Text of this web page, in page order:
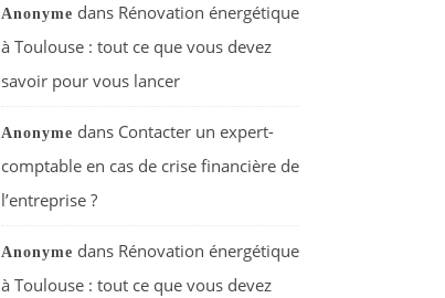
Anonyme dans Rénovation énergétique
à Toulouse : tout ce que vous devez
savoir pour vous lancer
Anonyme dans Contacter un expert-
comptable en cas de crise financière de
l’entreprise ?
Anonyme dans Rénovation énergétique
à Toulouse : tout ce que vous devez